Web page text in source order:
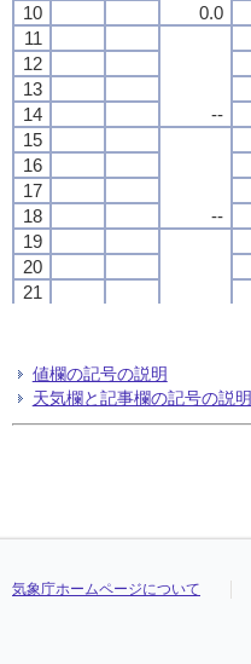
0.0
10
11
--
12
13
14
15
--
16
17
18
19
20
21
24
0.0
10
11
--
12
13
14
15
--
16
17
18
19
20
21
24
0.0
10
11
--
12
13
14
15
--
16
17
18
19
20
21
24
0.0
10
11
--
12
13
14
15
--
16
17
18
19
20
21
24
値欄の記号の説明
天気欄と記事欄の記号の説明
気象庁ホームページについて